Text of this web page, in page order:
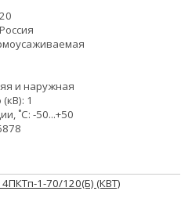
и наружная
1
˚С: -50...+50
1-70/120(Б) (КВТ)